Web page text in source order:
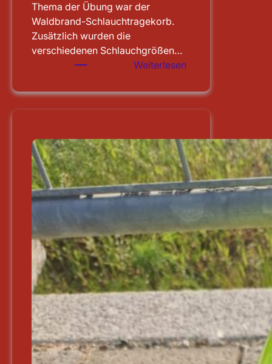
Thema der Übung war der
Waldbrand-Schlauchtragekorb.
Zusätzlich wurden die
verschiedenen Schlauchgrößen…
Weiterlesen
unserer